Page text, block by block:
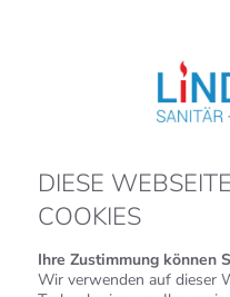
DIESE
COOKIES
Ihre Zustimmung können
Wir verwenden auf dieser